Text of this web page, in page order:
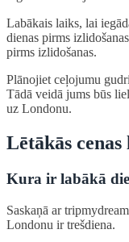
Labākais laiks, lai
dienas pirms
pirms izlidošanas.
Plānojiet ceļojumu
Tādā veidā jums būs
uz Londonu.
Lētākās
Kura ir labākā
Saskaņā ar
Londonu ir trešdiena.